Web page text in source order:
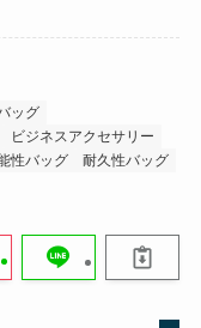
ッグ
ビジネスアクセサリー
性バッグ
耐久性バッグ